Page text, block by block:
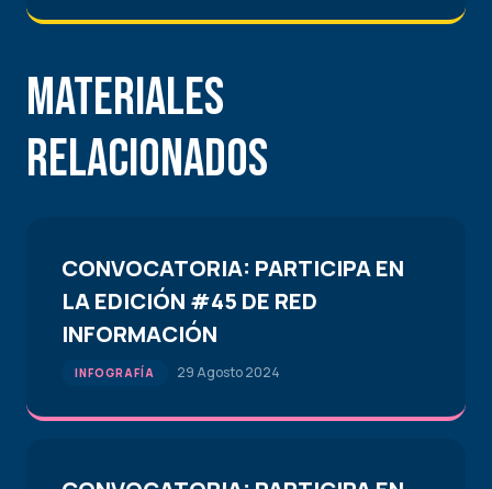
Materiales
Relacionados
CONVOCATORIA: PARTICIPA EN
LA EDICIÓN #45 DE RED
INFORMACIÓN
INFOGRAFÍA 29 Agosto 2024